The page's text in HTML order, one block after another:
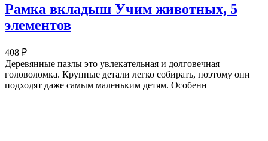
Рамка вкладыш Учим животных, 5
элементов
408 ₽
Деревянные пазлы это увлекательная и долговечная
головоломка. Крупные детали легко собирать, поэтому они
подходят даже самым маленьким детям. Особенн